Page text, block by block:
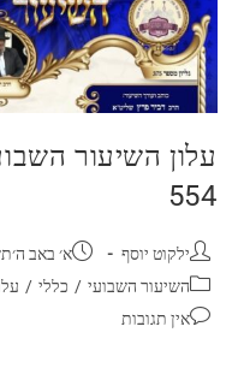
עלון השיעור
554
ילקוט יוסף
א׳ באב ה׳תשפ״ו
השיעור השבועי / כללי /
אין תגובות